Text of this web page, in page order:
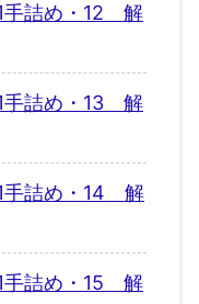
手詰め・12 解
手詰め・13 解
手詰め・14 解
手詰め・15 解